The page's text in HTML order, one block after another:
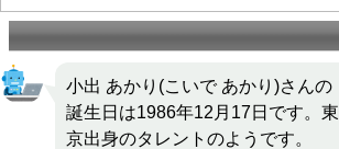
小出 あかり(こいで あかり)さんの
誕生日は1986年12月17日です。東
京出身のタレントのようです。